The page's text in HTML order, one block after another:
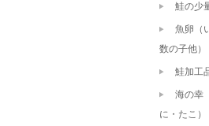
鮭の少
魚卵（
数の子他）
鮭加工
海の幸
に・たこ）